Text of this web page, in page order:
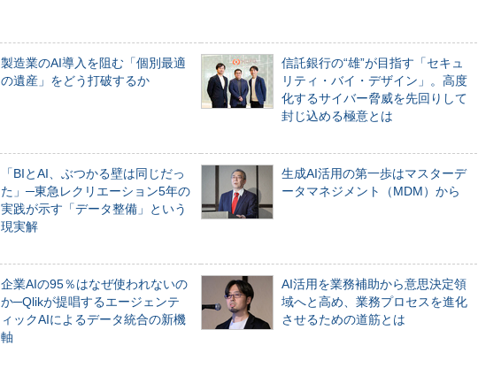
製造業のAI導入を阻む「個別最適
の遺産」をどう打破するか
信託銀行の“雄”が目指す「セキュ
リティ・バイ・デザイン」。高度
化するサイバー脅威を先回りして
封じ込める極意とは
「BIとAI、ぶつかる壁は同じだっ
た」─東急レクリエーション5年の
実践が示す「データ整備」という
現実解
生成AI活用の第一歩はマスターデ
ータマネジメント（MDM）から
企業AIの95％はなぜ使われないの
か─Qlikが提唱するエージェンテ
ィックAIによるデータ統合の新機
軸
AI活用を業務補助から意思決定領
域へと高め、業務プロセスを進化
させるための道筋とは